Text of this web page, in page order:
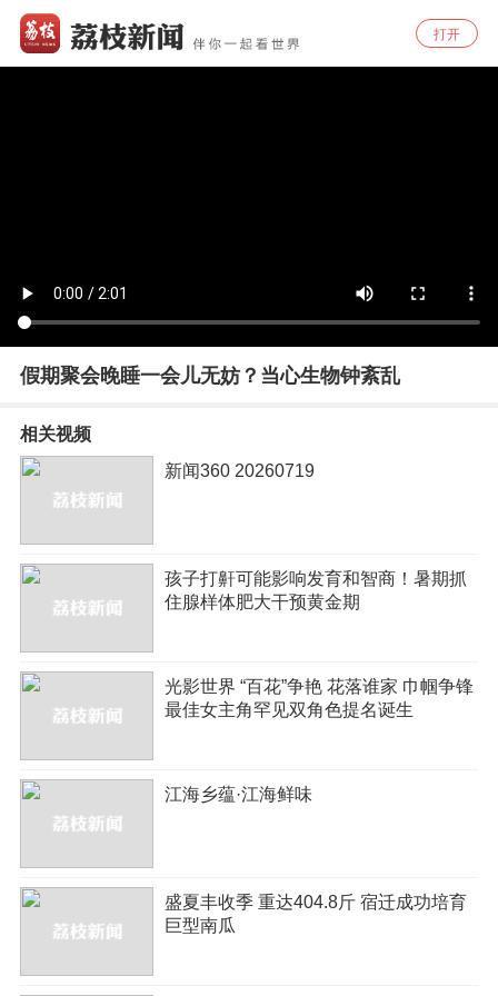
打开
假期聚会晚睡一会儿无妨？当心生物钟紊乱
相关视频
新闻360 20260719
孩子打鼾可能影响发育和智商！暑期抓
住腺样体肥大干预黄金期
光影世界 “百花”争艳 花落谁家 巾帼争锋
最佳女主角罕见双角色提名诞生
江海乡蕴·江海鲜味
盛夏丰收季 重达404.8斤 宿迁成功培育
巨型南瓜